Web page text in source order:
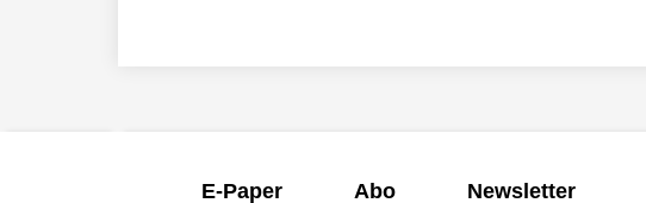
E-Paper Abo Newsletter